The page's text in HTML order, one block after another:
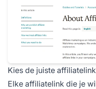
Kies de juiste
Elke affiliatelink die je